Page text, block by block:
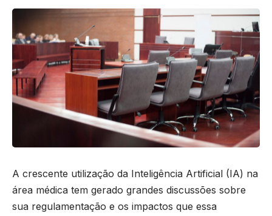
A crescente utilização da Inteligência Artificial (IA) na
área médica tem gerado grandes discussões sobre
sua regulamentação e os impactos que essa